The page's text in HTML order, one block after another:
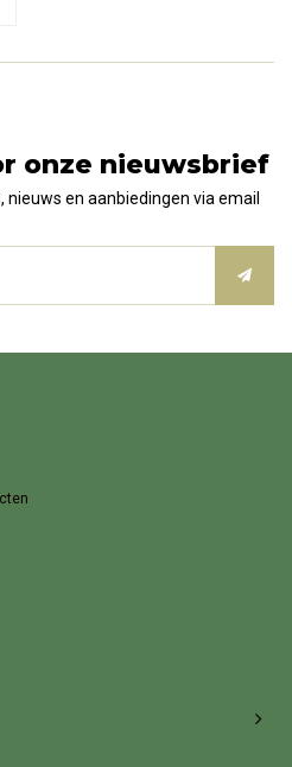
onze nieuwsbrief
en aanbiedingen via email